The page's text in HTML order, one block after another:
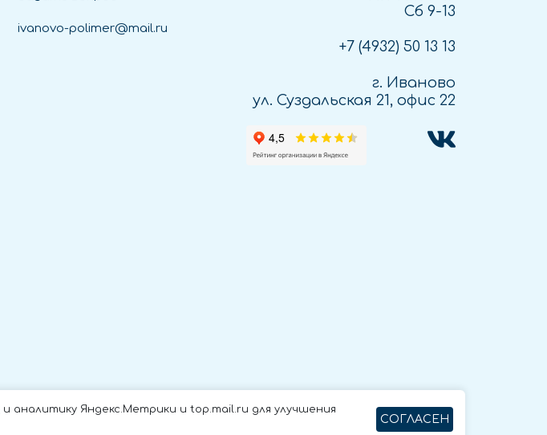
и аналитику Яндекс.Метрики и top.mail.ru для улучшения
СОГЛАСЕН
ivanovo-polimer@mail.ru
Сб 9-13
+7 (4932) 50 13 13
г. Иваново
ул. Суздальская 21, офис 22